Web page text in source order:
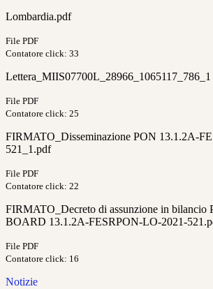
Lombardia.pdf
File PDF
Contatore click: 33
File PDF
Contatore click: 25
FIRMATO_Disseminazione PON 13.1.2A-
521_1.pdf
File PDF
Contatore click: 22
FIRMATO_Decreto di assunzione in
BOARD 13.1.2A-FESRPON-LO-2021-
File PDF
Contatore click: 16
Notizie